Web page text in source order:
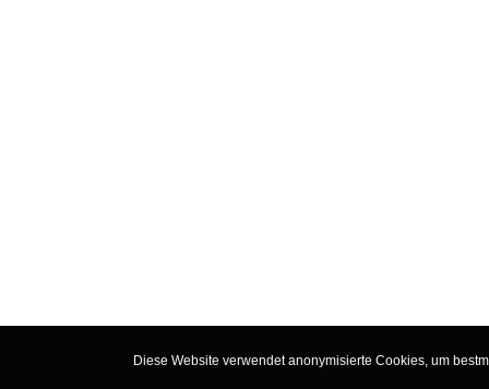
Diese Website verwendet anonymisierte Cookies, um